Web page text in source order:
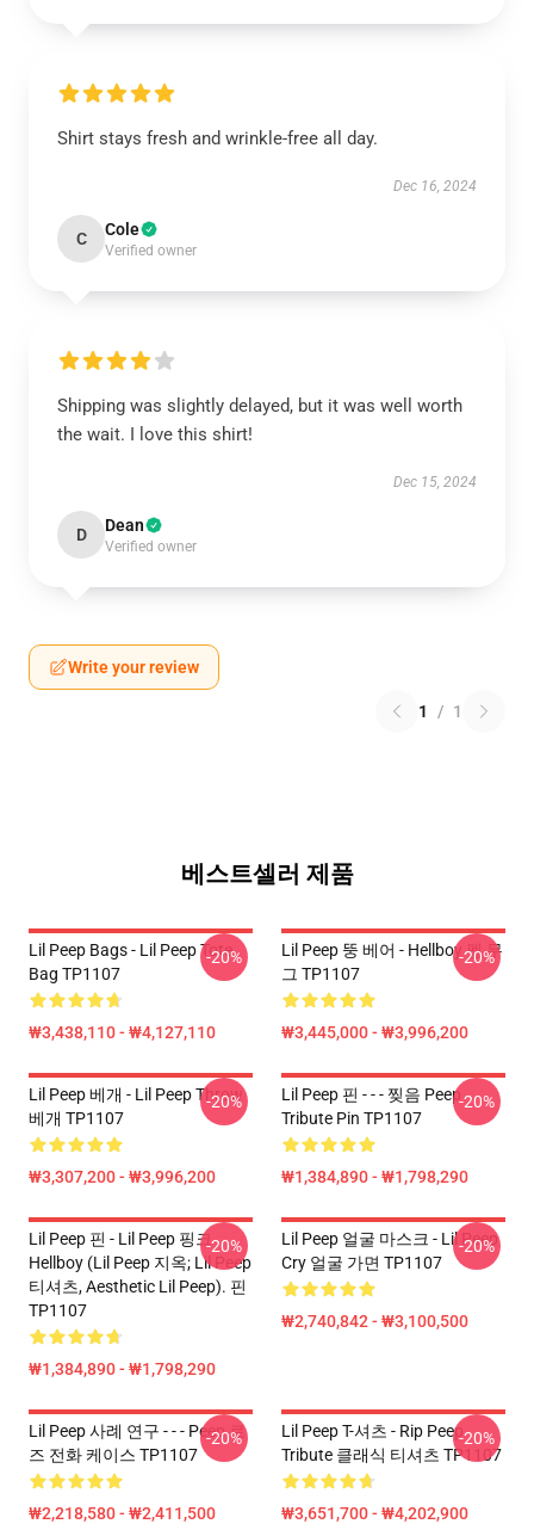
Shirt stays fresh and wrinkle-free all day.
Dec 16, 2024
C Cole
Verified owner
Shipping was slightly delayed, but it was well worth
the wait. I love this shirt!
Dec 15, 2024
D Dean
Verified owner
Write your review
1 / 1
베스트셀러 제품
Lil Peep Bags - Lil Peep Tote
Bag TP1107
₩3,438,110 - ₩4,127,110
-20%
Lil Peep 뚱 베어 - Hellboy 펩 무
그 TP1107
₩3,445,000 - ₩3,996,200
-20%
Lil Peep 베개 - Lil Peep Throw
베개 TP1107
₩3,307,200 - ₩3,996,200
-20%
Lil Peep 핀 - - - 찢음 Peep
Tribute Pin TP1107
₩1,384,890 - ₩1,798,290
-20%
Lil Peep 핀 - Lil Peep 핑크
Hellboy (Lil Peep 지옥; Lil Peep
티셔츠, Aesthetic Lil Peep). 핀
TP1107
₩1,384,890 - ₩1,798,290
-20%
Lil Peep 얼굴 마스크 - Lil Peep
Cry 얼굴 가면 TP1107
₩2,740,842 - ₩3,100,500
-20%
Lil Peep 사례 연구 - - - Peep 로
즈 전화 케이스 TP1107
₩2,218,580 - ₩2,411,500
-20%
Lil Peep T-셔츠 - Rip Peep
Tribute 클래식 티셔츠 TP1107
₩3,651,700 - ₩4,202,900
-20%